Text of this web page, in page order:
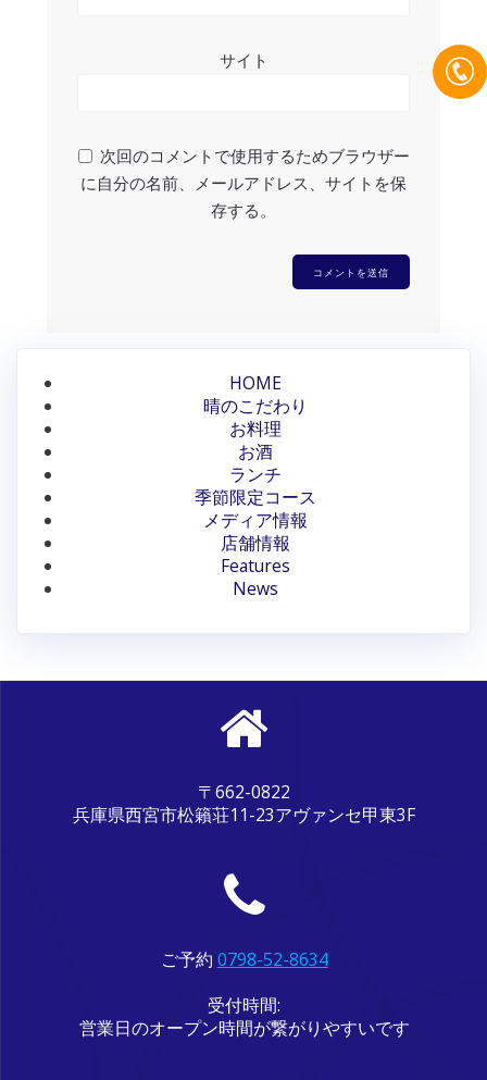
サイト
次回のコメントで使用するためブラウザー
に自分の名前、メールアドレス、サイトを保
存する。
HOME
晴のこだわり
お料理
お酒
ランチ
季節限定コース
メディア情報
店舗情報
Features
News
〒662-0822
兵庫県西宮市松籟荘11-23アヴァンセ甲東3F
ご予約 0798-52-8634
受付時間:
営業日のオープン時間が繋がりやすいです